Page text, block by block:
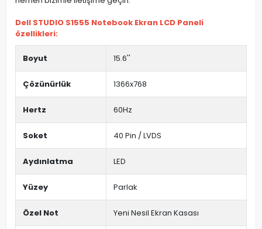
Dell STUDIO S1555 Notebook Ekran LCD Paneli
özellikleri:
Boyut 15.6''
Çözünürlük 1366x768
Hertz 60Hz
Soket 40 Pin / LVDS
Aydınlatma LED
Yüzey Parlak
Özel Not Yeni Nesil Ekran Kasası